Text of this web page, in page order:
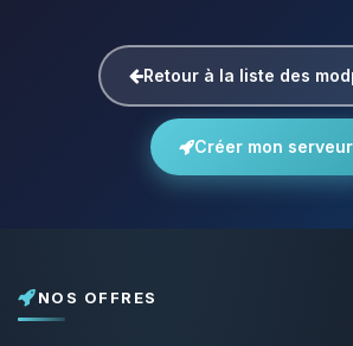
Retour à la liste des
Créer mon serveur
NOS OFFRES